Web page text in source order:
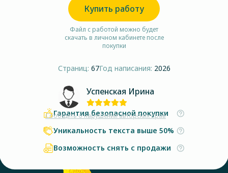
Купить работу
Файл с работой можно будет
скачать в личном кабинете после
покупки
Страниц: 67Год написания: 2026
Успенская Ирина
Сообщить о нарушении авторских прав
Гарантия безопасной покупки
Уникальность текста выше 50%
Возможность снять с продажи